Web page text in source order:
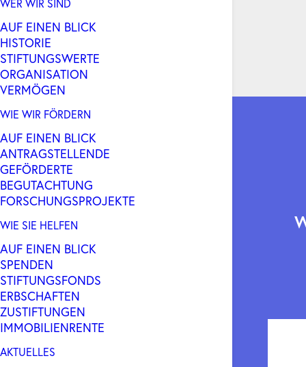
WER WIR SIND
AUF EINEN BLICK
HISTORIE
STIFTUNGSWERTE
ORGANISATION
VERMÖGEN
WIE WIR FÖRDERN
AUF EINEN BLICK
ANTRAGSTELLENDE
GEFÖRDERTE
BEGUTACHTUNG
FORSCHUNGSPROJEKTE
WIE SIE HELFEN
AUF EINEN BLICK
SPENDEN
STIFTUNGSFONDS
ERBSCHAFTEN
ZUSTIFTUNGEN
IMMOBILIENRENTE
AKTUELLES